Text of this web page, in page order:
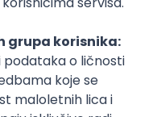
u Novom Sadu,
slobodno vreme se
je u umetnost,